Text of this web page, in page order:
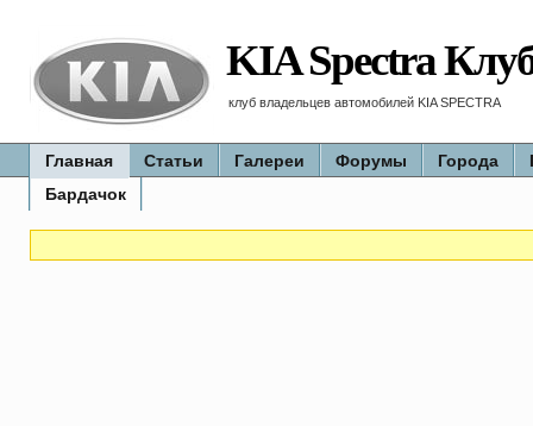
KIA Spectra
клуб владельцев автомобилей KIA SPECTRA
Главная Статьи Галереи Форумы Города
Бардачок